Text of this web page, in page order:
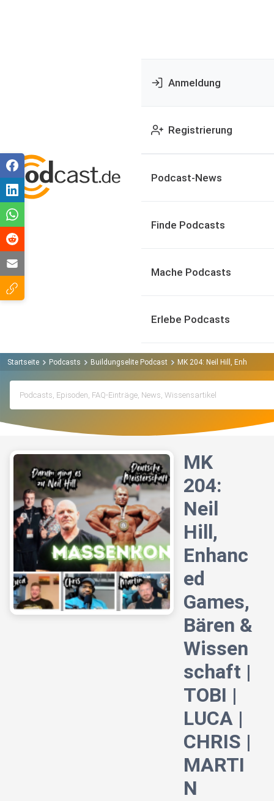
Anmeldung
Registrierung
Podcast-News
Finde Podcasts
Mache Podcasts
Erlebe Podcasts
Startseite Podcasts Buildungselite Podcast MK 204: Neil Hill, Enhanced
MK
204:
Neil
Hill,
Enhanc
ed
Games,
Bären &
Wissen
schaft |
TOBI |
LUCA |
CHRIS |
MARTI
N